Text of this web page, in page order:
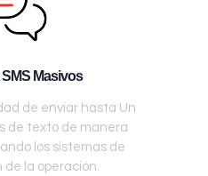
Masivos
de enviar hasta Un
de texto de manera
los sistemas de
de la operación.